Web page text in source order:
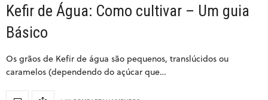
Kefir de Água: Como cultivar – Um guia
Básico
Os grãos de Kefir de água são pequenos, translúcidos ou
caramelos (dependendo do açúcar que…